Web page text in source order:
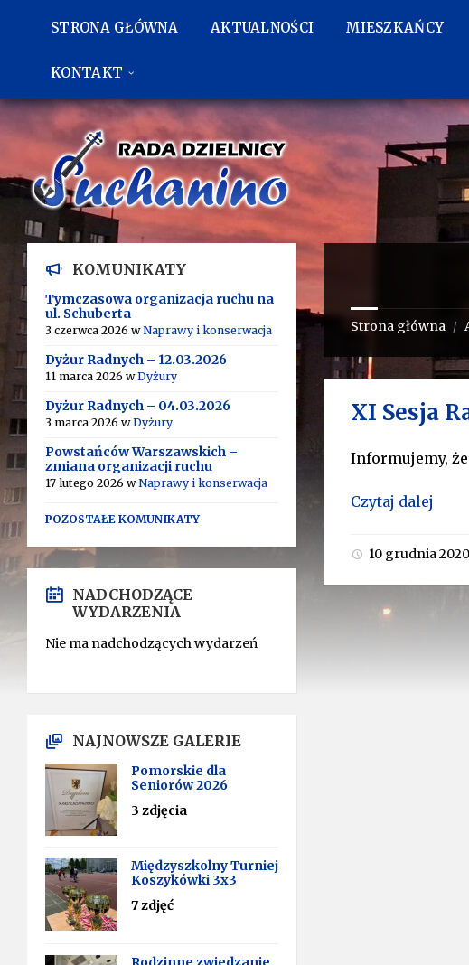
bocznego
STRONA GŁÓWNA AKTUALNOŚCI MIESZKAŃCY
KONTAKT
Strona główna /
XI Sesja
Informujemy, że
Czytaj dalej
10 grudnia
KOMUNIKATY
Tymczasowa organizacja ruchu na
ul. Schuberta
3 czerwca 2026 wNaprawy i konserwacja
Dyżur Radnych – 12.03.2026
11 marca 2026 wDyżury
Dyżur Radnych – 04.03.2026
3 marca 2026 wDyżury
Powstańców Warszawskich –
zmiana organizacji ruchu
17 lutego 2026 wNaprawy i konserwacja
POZOSTAŁE KOMUNIKATY
NADCHODZĄCE
WYDARZENIA
Nie ma nadchodzących wydarzeń
NAJNOWSZE GALERIE
Pomorskie dla
Seniorów 2026
3 zdjęcia
Międzyszkolny Turniej
Koszykówki 3x3
7 zdjęć